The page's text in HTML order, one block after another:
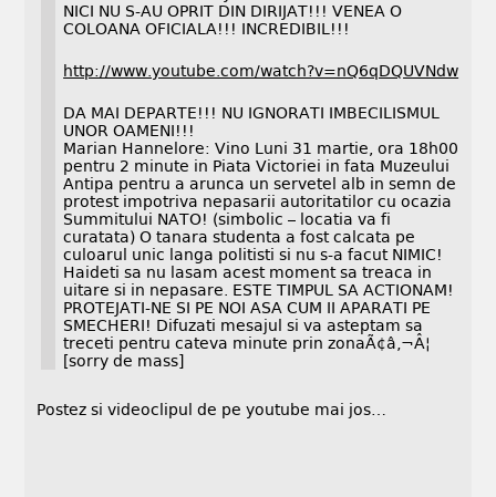
NICI NU S-AU OPRIT DIN DIRIJAT!!! VENEA O
COLOANA OFICIALA!!! INCREDIBIL!!!
http://www.youtube.com/watch?v=nQ6qDQUVNdw
DA MAI DEPARTE!!! NU IGNORATI IMBECILISMUL
UNOR OAMENI!!!
Marian Hannelore: Vino Luni 31 martie, ora 18h00
pentru 2 minute in Piata Victoriei in fata Muzeului
Antipa pentru a arunca un servetel alb in semn de
protest impotriva nepasarii autoritatilor cu ocazia
Summitului NATO! (simbolic – locatia va fi
curatata) O tanara studenta a fost calcata pe
culoarul unic langa politisti si nu s-a facut NIMIC!
Haideti sa nu lasam acest moment sa treaca in
uitare si in nepasare. ESTE TIMPUL SA ACTIONAM!
PROTEJATI-NE SI PE NOI ASA CUM II APARATI PE
SMECHERI! Difuzati mesajul si va asteptam sa
treceti pentru cateva minute prin zonaÃ¢â‚¬Â¦
[sorry de mass]
Postez si videoclipul de pe youtube mai jos…